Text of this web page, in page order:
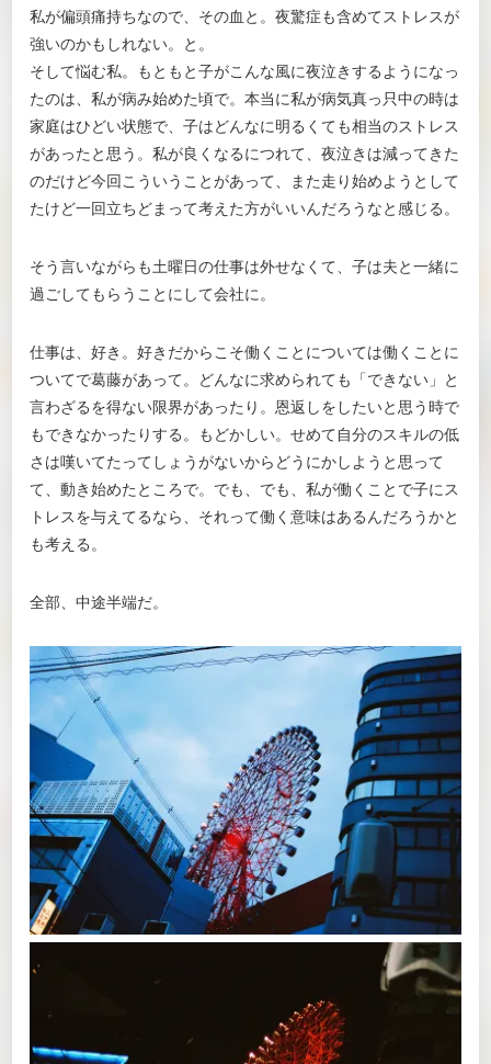
私が偏頭痛持ちなので、その血と。夜驚症も含めてストレスが
強いのかもしれない。と。
そして悩む私。もともと子がこんな風に夜泣きするようになっ
たのは、私が病み始めた頃で。本当に私が病気真っ只中の時は
家庭はひどい状態で、子はどんなに明るくても相当のストレス
があったと思う。私が良くなるにつれて、夜泣きは減ってきた
のだけど今回こういうことがあって、また走り始めようとして
たけど一回立ちどまって考えた方がいいんだろうなと感じる。
そう言いながらも土曜日の仕事は外せなくて、子は夫と一緒に
過ごしてもらうことにして会社に。
仕事は、好き。好きだからこそ働くことについては働くことに
ついてで葛藤があって。どんなに求められても「できない」と
言わざるを得ない限界があったり。恩返しをしたいと思う時で
もできなかったりする。もどかしい。せめて自分のスキルの低
さは嘆いてたってしょうがないからどうにかしようと思って
て、動き始めたところで。でも、でも、私が働くことで子にス
トレスを与えてるなら、それって働く意味はあるんだろうかと
も考える。
全部、中途半端だ。